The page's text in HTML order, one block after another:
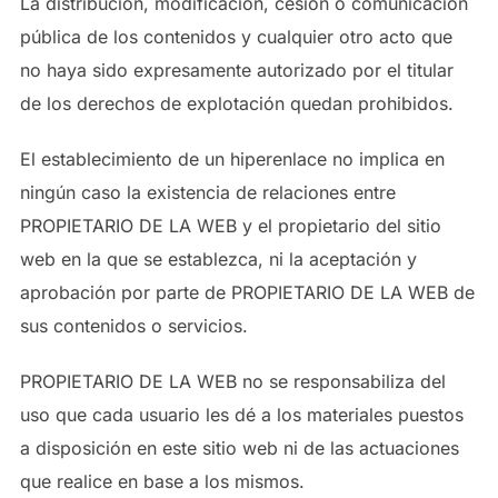
pública de los contenidos y cualquier otro acto que
no haya sido expresamente autorizado por el titular
de los derechos de explotación quedan prohibidos.
El establecimiento de un hiperenlace no implica en
ningún caso la existencia de relaciones entre
PROPIETARIO DE LA WEB y el propietario del sitio
web en la que se establezca, ni la aceptación y
aprobación por parte de PROPIETARIO DE LA WEB de
sus contenidos o servicios.
PROPIETARIO DE LA WEB no se responsabiliza del
uso que cada usuario les dé a los materiales puestos
a disposición en este sitio web ni de las actuaciones
que realice en base a los mismos.